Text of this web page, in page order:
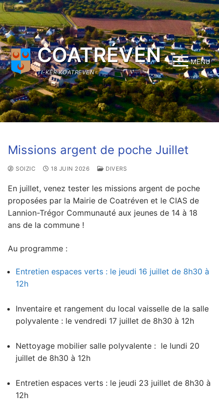
Aller
au
contenu
COATRÉVEN
TI-KÊR KOATREVEN
MENU
Missions argent de poche Juillet
SOIZIC 18 JUIN 2026 DIVERS
En juillet, venez tester les missions argent de poche
proposées par la Mairie de Coatréven et le CIAS de
Lannion-Trégor Communauté aux jeunes de 14 à 18
ans de la commune !
Au programme :
Entretien espaces verts : le jeudi 16 juillet de 8h30 à
12h
Inventaire et rangement du local vaisselle de la salle
polyvalente : le vendredi 17 juillet de 8h30 à 12h
Nettoyage mobilier salle polyvalente : le lundi 20
juillet de 8h30 à 12h
Entretien espaces verts : le jeudi 23 juillet de 8h30 à
12h